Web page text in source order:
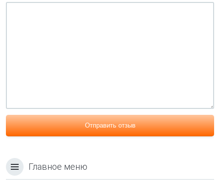
Отправить отзыв
Главное меню